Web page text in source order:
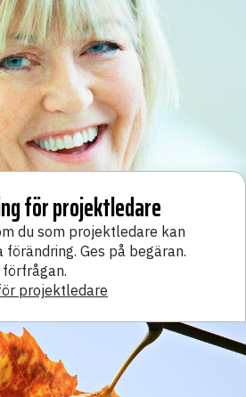
för projektledare
du som projektledare kan
Ges på begäran.
projektledare